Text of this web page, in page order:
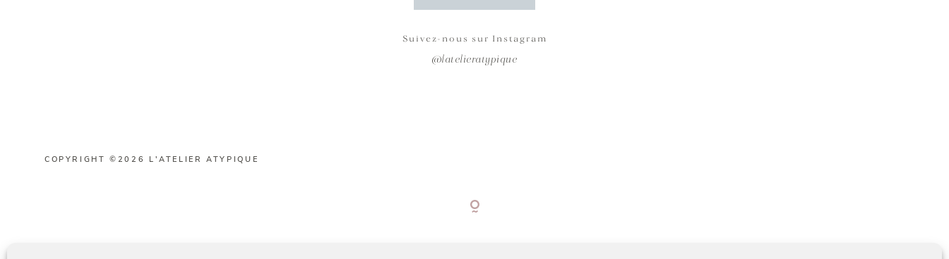
Suivez-nous sur Instagram
@latelieratypique
COPYRIGHT ©2026 L'ATELIER ATYPIQUE